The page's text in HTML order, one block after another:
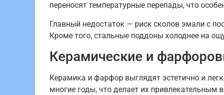
переносят температурные перепады, что
Главный недостаток — риск сколов эмали с
Кроме того, стальные поддоны холоднее на
Керамические и
Керамика и фарфор выглядят эстетично и
многие годы, что делает их привлекательным